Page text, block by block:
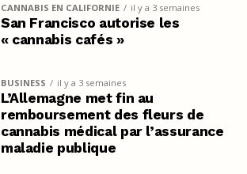
CANNABIS EN CALIFORNIE il y a 3 semaines
San Francisco autorise les
« cannabis cafés »
BUSINESS il y a 3 semaines
L’Allemagne met fin au
remboursement des fleurs de
cannabis médical par l’assurance
maladie publique